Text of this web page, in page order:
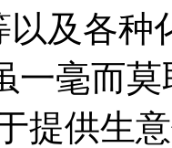
及各种
一毫而
提供生